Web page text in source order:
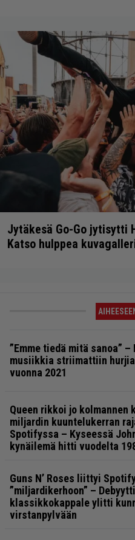
Jytäkesä Go-Go jytisytti
Katso hulppea
”Emme tiedä mitä sanoa”
musiikkia striimattiin
vuonna 2021
Queen rikkoi jo kolmannen
miljardin kuuntelukerran
Spotifyssa – Kyseessä
kynäilemä hitti vuodelta
Guns N’ Roses liittyi
”miljardikerhoon” –
klassikkokappale ylitti
virstanpylvään